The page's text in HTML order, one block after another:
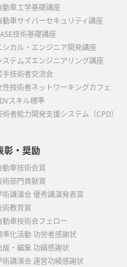
動車工学基礎講座
動車サイバーセキュリティ講座
技術基礎講座
シカル・エンジニア開発講座
ステムズエンジニアリング講座
手技術者交流会
性技術者ネットワーキングカフェ
スキル標準
術者能力開発支援システム（CPD）
彰・奨励
動車技術会賞
術部門貢献賞
術講演会 優秀講演発表賞
術教育賞
動車技術会フェロー
準化活動 功労者感謝状
版・編集 功績感謝状
術講演会 運営功績感謝状